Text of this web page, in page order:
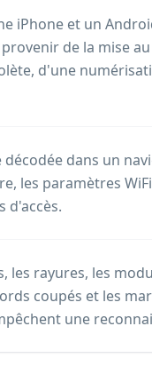
iPhone et un
de la mise
d'une
décodée dans un
les paramètres
d'accès.
les rayures, les
coupés et les
une